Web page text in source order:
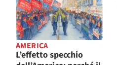
AMERICA
L’effetto specchio